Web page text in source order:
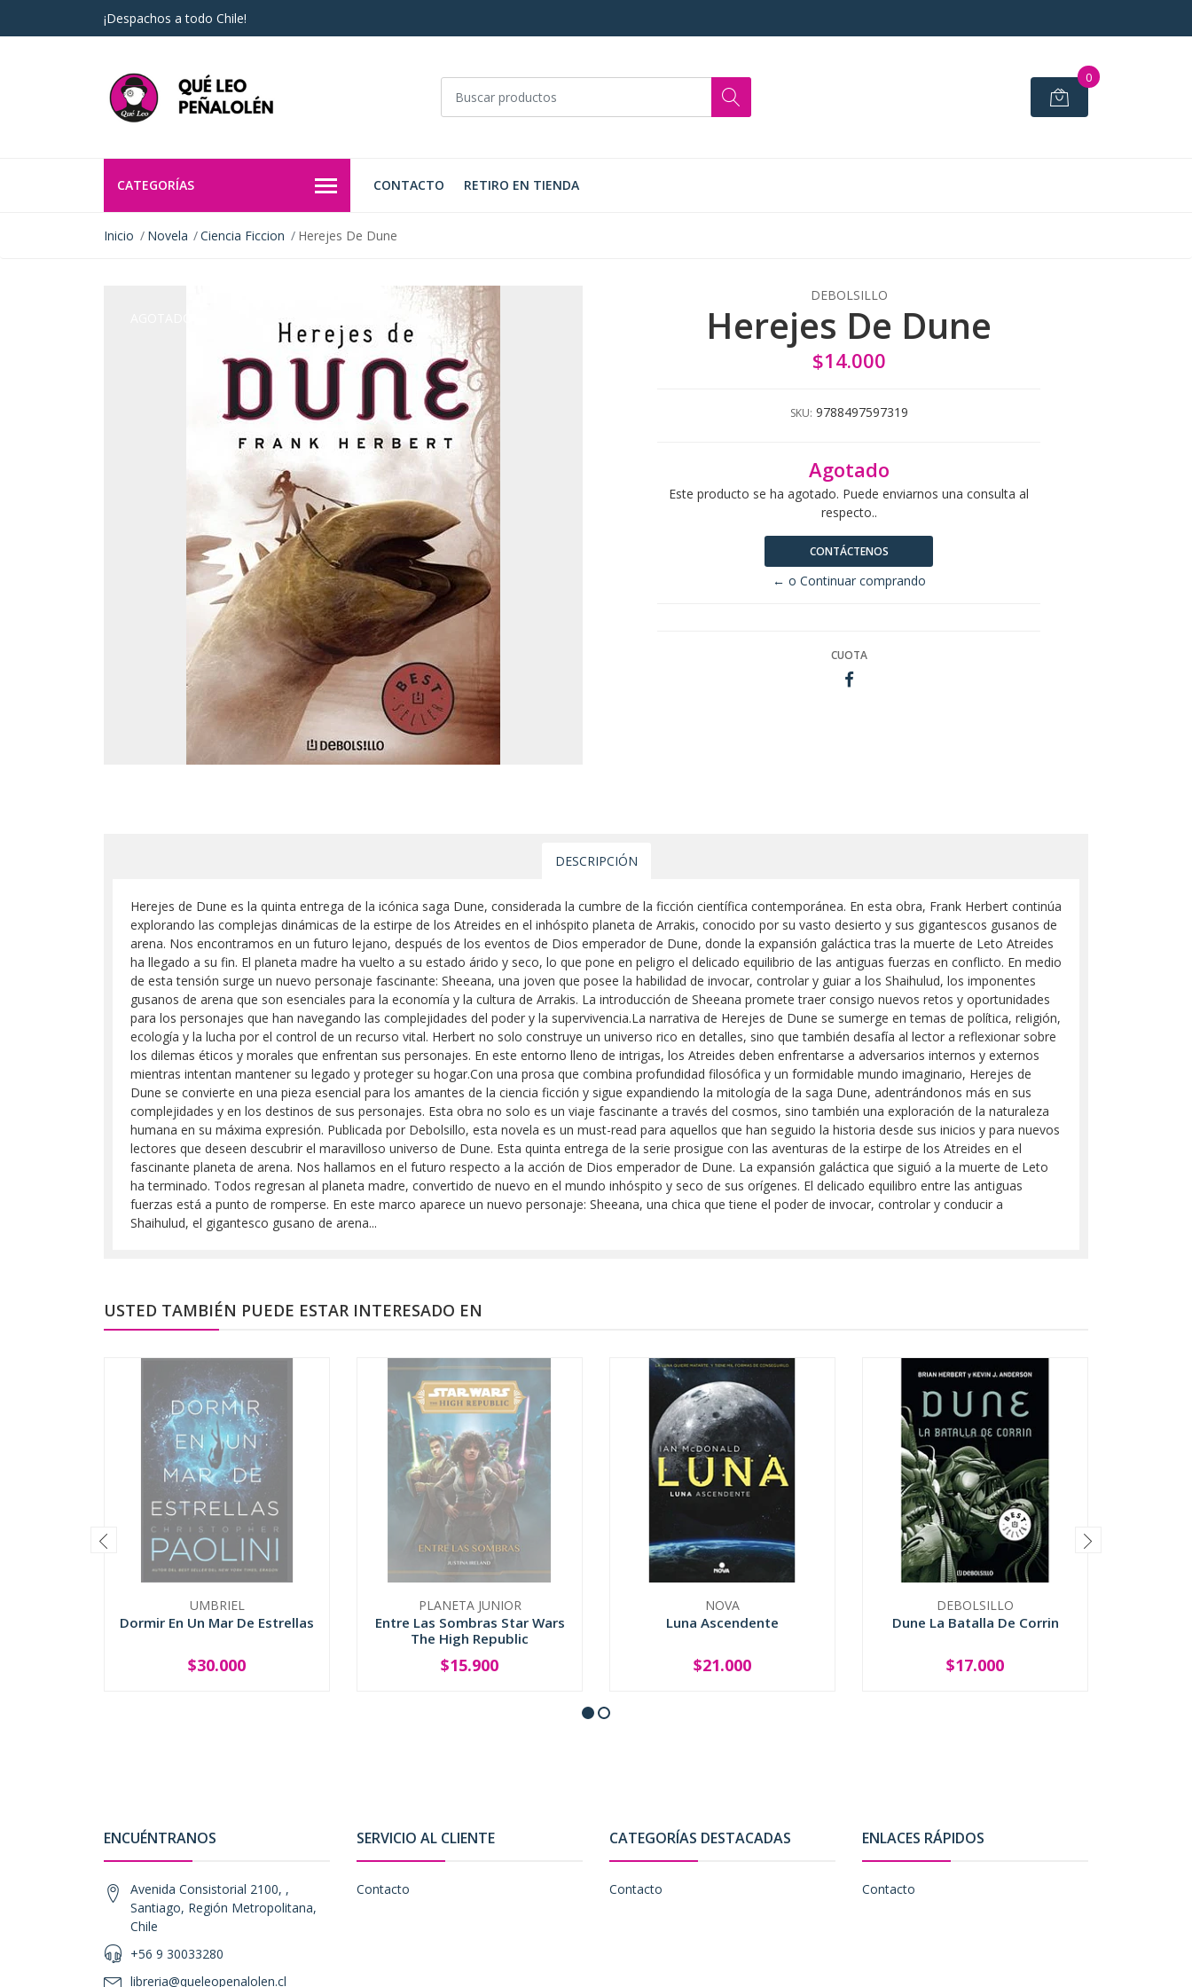
¡Despachos a todo Chile!
0
CATEGORÍAS CONTACTO RETIRO EN TIENDA
Inicio Novela Ciencia Ficcion Herejes De Dune
DEBOLSILLO
Herejes De Dune
$14.000
SKU: 9788497597319
Agotado
Este producto se ha agotado. Puede enviarnos una consulta al
respecto..
CONTÁCTENOS
← o Continuar comprando
CUOTA
DESCRIPCIÓN
Herejes de Dune es la quinta entrega de la icónica saga Dune, considerada la cumbre de la ficción científica contemporánea. En esta obra, Frank Herbert continúa
explorando las complejas dinámicas de la estirpe de los Atreides en el inhóspito planeta de Arrakis, conocido por su vasto desierto y sus gigantescos gusanos de
arena. Nos encontramos en un futuro lejano, después de los eventos de Dios emperador de Dune, donde la expansión galáctica tras la muerte de Leto Atreides
ha llegado a su fin. El planeta madre ha vuelto a su estado árido y seco, lo que pone en peligro el delicado equilibrio de las antiguas fuerzas en conflicto. En medio
de esta tensión surge un nuevo personaje fascinante: Sheeana, una joven que posee la habilidad de invocar, controlar y guiar a los Shaihulud, los imponentes
gusanos de arena que son esenciales para la economía y la cultura de Arrakis. La introducción de Sheeana promete traer consigo nuevos retos y oportunidades
para los personajes que han navegando las complejidades del poder y la supervivencia.La narrativa de Herejes de Dune se sumerge en temas de política, religión,
ecología y la lucha por el control de un recurso vital. Herbert no solo construye un universo rico en detalles, sino que también desafía al lector a reflexionar sobre
los dilemas éticos y morales que enfrentan sus personajes. En este entorno lleno de intrigas, los Atreides deben enfrentarse a adversarios internos y externos
mientras intentan mantener su legado y proteger su hogar.Con una prosa que combina profundidad filosófica y un formidable mundo imaginario, Herejes de
Dune se convierte en una pieza esencial para los amantes de la ciencia ficción y sigue expandiendo la mitología de la saga Dune, adentrándonos más en sus
complejidades y en los destinos de sus personajes. Esta obra no solo es un viaje fascinante a través del cosmos, sino también una exploración de la naturaleza
humana en su máxima expresión. Publicada por Debolsillo, esta novela es un must-read para aquellos que han seguido la historia desde sus inicios y para nuevos
lectores que deseen descubrir el maravilloso universo de Dune. Esta quinta entrega de la serie prosigue con las aventuras de la estirpe de los Atreides en el
fascinante planeta de arena. Nos hallamos en el futuro respecto a la acción de Dios emperador de Dune. La expansión galáctica que siguió a la muerte de Leto
ha terminado. Todos regresan al planeta madre, convertido de nuevo en el mundo inhóspito y seco de sus orígenes. El delicado equilibro entre las antiguas
fuerzas está a punto de romperse. En este marco aparece un nuevo personaje: Sheeana, una chica que tiene el poder de invocar, controlar y conducir a
Shaihulud, el gigantesco gusano de arena...
USTED TAMBIÉN PUEDE ESTAR INTERESADO EN
UMBRIEL
Dormir En Un Mar De Estrellas
SOLD OUT
$30.000
PLANETA JUNIOR
Entre Las Sombras Star Wars
The High Republic
SOLD OUT
$15.900
NOVA
Luna Ascendente
+
$21.000
DEBOLSILLO
Dune La Batalla De Corrin
+
$17.000
ENCUÉNTRANOS
Avenida Consistorial 2100, ,
Santiago, Región Metropolitana,
Chile
+56 9 30033280
libreria@queleopenalolen.cl
SERVICIO AL CLIENTE
Contacto
CATEGORÍAS DESTACADAS
Contacto
ENLACES RÁPIDOS
Contacto